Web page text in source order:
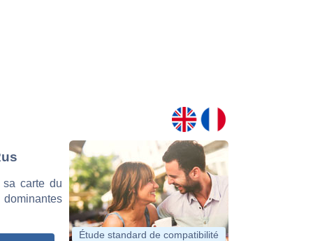
sa carte du
Étude standard de compatibilité